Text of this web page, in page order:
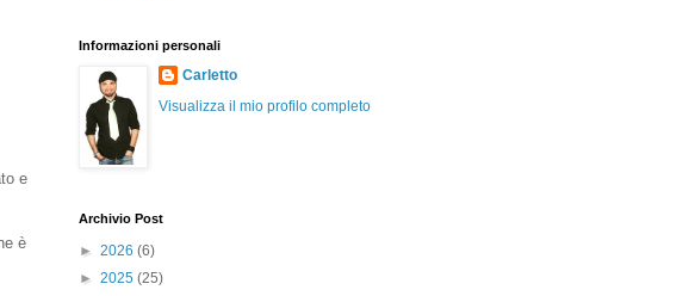
e
è
Informazioni personali
Carletto
Visualizza il mio profilo completo
Archivio Post
► 2026 (6)
► 2025 (25)